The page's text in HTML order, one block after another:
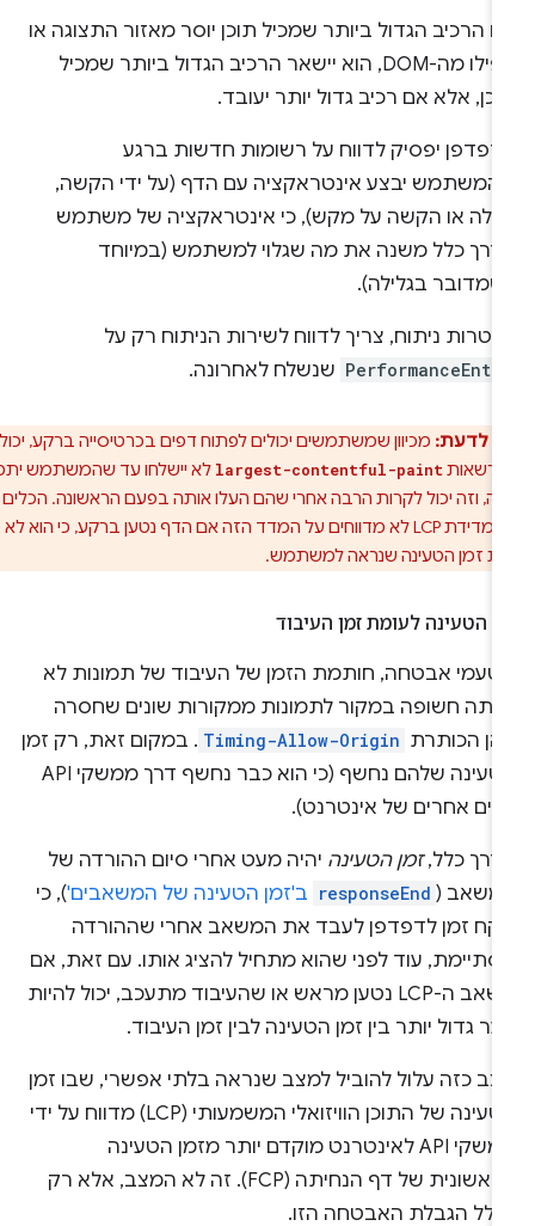
הרכיב הגדול ביותר שמכיל תוכן יוסר מאזור התצוגה או
אפילו מה-DOM, הוא יישאר הרכיב הגדול ביותר שמכיל
אלא אם רכיב גדול יותר יעובד.
יפסיק לדווח על רשומות חדשות ברגע
יבצע אינטראקציה עם הדף (על ידי הקשה,
או הקשה על מקש), כי אינטראקציה של משתמש
כלל משנה את מה שגלוי למשתמש (במיוחד
בגלילה).
ניתוח, צריך לדווח לשירות הניתוח רק על
שנשלח לאחרונה.
לדעת:מכיוון שמשתמשים יכולים לפתוח דפים בכרטיסייה ברקע, יכול
largest-contentful-paintלא יישלחו עד שהמשתמש יתמקד
וזה יכול לקרות הרבה אחרי שהם העלו אותה בפעם הראשונה. הכלים של
Google למדידת LCP לא מדווחים על המדד הזה אם הדף נטען ברקע, כי הוא לא
זמן הטעינה שנראה למשתמש.
הטעינה לעומת זמן העיבוד
אבטחה, חותמת הזמן של העיבוד של תמונות לא
חשופה במקור לתמונות ממקורות שונים שחסרה
הכותרת Timing-Allow-Origin . במקום זאת, רק זמן
הטעינה שלהם נחשף (כי הוא כבר נחשף דרך ממשקי API
אחרים של אינטרנט).
כלל,זמן הטעינהיהיה מעט אחרי סיום ההורדה של
(
responseEnd ב'זמן הטעינה של המשאבים'), כי
זמן לדפדפן לעבד את המשאב אחרי שההורדה
עוד לפני שהוא מתחיל להציג אותו. עם זאת, אם
משאב ה-LCP נטען מראש או שהעיבוד מתעכב, יכול להיות
גדול יותר בין זמן הטעינה לבין זמן העיבוד.
כזה עלול להוביל למצב שנראה בלתי אפשרי, שבו זמן
הטעינה של התוכן הוויזואלי המשמעותי (LCP) מדווח על ידי
ממשקי API לאינטרנט מוקדם יותר מזמן הטעינה
הראשונית של דף הנחיתה (FCP). זה לא המצב, אלא רק
הגבלת האבטחה הזו.